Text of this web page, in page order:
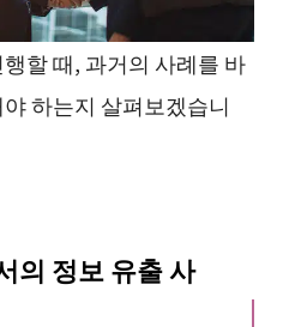
할 때, 과거의 사례를 바
하는지 살펴보겠습니
의 정보 유출 사